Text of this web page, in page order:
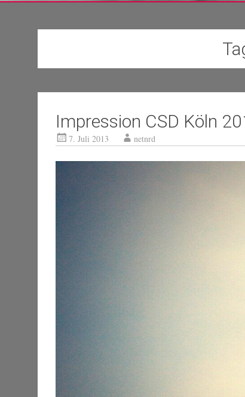
Impression CSD Köln
7. Juli 2013 netnrd